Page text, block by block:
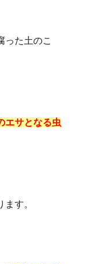
った土のこ
エサとなる虫
す。